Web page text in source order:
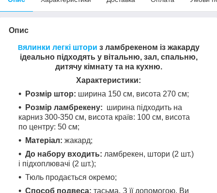
Опис
Вялинки легкіштори з ламбрекеном із жакарду
ідеально підходять у вітальню, зал, спальню,
дитячу кімнату та на кухню.
Характеристики:
Розмір штор: ширина 150 см, висота 270 см;
Розмір ламбрекену: ширина підходить на
карниз 300-350 см, висота країв: 100 см, висота
по центру: 50 см;
Матеріал: жакард;
До набору входить: ламбрекен, штори (2 шт.)
і підхоплювачі (2 шт.);
Тюль продається окремо;
Способ подвеса: тасьма. З її допомогою, Ви